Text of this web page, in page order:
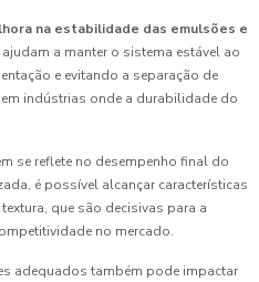
na estabilidade das emulsões e
a manter o sistema estável ao
e evitando a separação de
indústrias onde a durabilidade do
se reflete no desempenho final do
é possível alcançar características
que são decisivas para a
no mercado.
adequados também pode impactar